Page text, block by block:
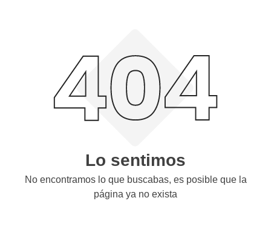
Lo sentimos
No encontramos lo que buscabas, es posible que la
página ya no exista